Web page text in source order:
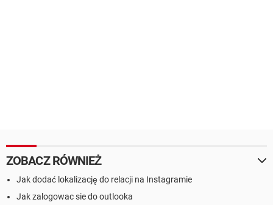
ZOBACZ RÓWNIEŻ
Jak dodać lokalizację do relacji na Instagramie
Jak zalogowac sie do outlooka